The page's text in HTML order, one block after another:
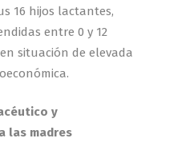
16 hijos lactantes,
entre 0 y 12
situación de elevada
y
las madres